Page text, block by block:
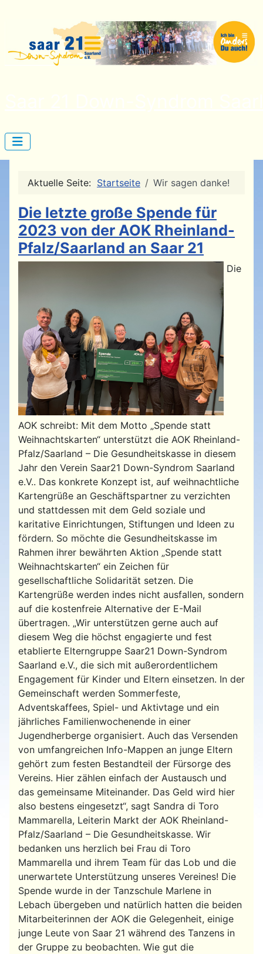
Aktuelle Seite: Startseite Wir sagen danke!
Die letzte große Spende für
2023 von der AOK Rheinland-
Pfalz/Saarland an Saar 21
Die
AOK schreibt: Mit dem Motto „Spende statt
Weihnachtskarten“ unterstützt die AOK Rheinland-
Pfalz/Saarland – Die Gesundheitskasse in diesem
Jahr den Verein Saar21 Down-Syndrom Saarland
e.V.. Das konkrete Konzept ist, auf weihnachtliche
Kartengrüße an Geschäftspartner zu verzichten
und stattdessen mit dem Geld soziale und
karitative Einrichtungen, Stiftungen und Ideen zu
fördern. So möchte die Gesundheitskasse im
Rahmen ihrer bewährten Aktion „Spende statt
Weihnachtskarten“ ein Zeichen für
gesellschaftliche Solidarität setzen. Die
Kartengrüße werden indes nicht ausfallen, sondern
auf die kostenfreie Alternative der E-Mail
übertragen. „Wir unterstützen gerne auch auf
diesem Weg die höchst engagierte und fest
etablierte Elterngruppe Saar21 Down-Syndrom
Saarland e.V., die sich mit außerordentlichem
Engagement für Kinder und Eltern einsetzen. In der
Gemeinschaft werden Sommerfeste,
Adventskaffees, Spiel- und Aktivtage und ein
jährliches Familienwochenende in einer
Jugendherberge organisiert. Auch das Versenden
von umfangreichen Info-Mappen an junge Eltern
gehört zum festen Bestandteil der Fürsorge des
Vereins. Hier zählen einfach der Austausch und
das gemeinsame Miteinander. Das Geld wird hier
also bestens eingesetzt“, sagt Sandra di Toro
Mammarella, Leiterin Markt der AOK Rheinland-
Pfalz/Saarland – Die Gesundheitskasse. Wir
bedanken uns herzlich bei Frau di Toro
Mammarella und ihrem Team für das Lob und die
unerwartete Unterstützung unseres Vereines! Die
Spende wurde in der Tanzschule Marlene in
Lebach übergeben und natürlich hatten die beiden
Mitarbeiterinnen der AOK die Gelegenheit, einige
junge Leute von Saar 21 während des Tanzens in
der Gruppe zu beobachten. Wie gut die